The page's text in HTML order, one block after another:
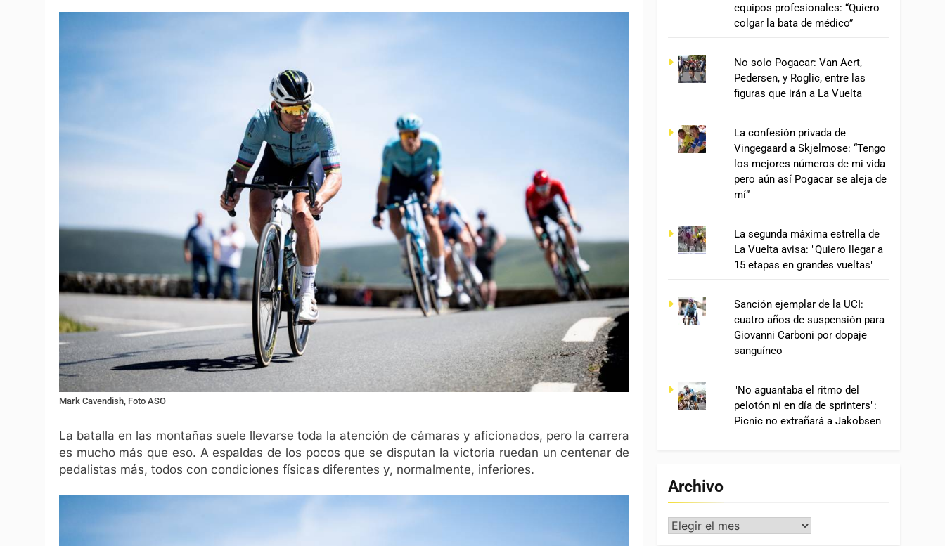
Mark Cavendish, Foto ASO
La batalla en las montañas suele llevarse toda la atención de cámaras y aficionados, pero la carrera
es mucho más que eso. A espaldas de los pocos que se disputan la victoria ruedan un centenar de
pedalistas más, todos con condiciones físicas diferentes y, normalmente, inferiores.
equipos profesionales: “Quiero
colgar la bata de médico”
No solo Pogacar: Van Aert,
Pedersen, y Roglic, entre las
figuras que irán a La Vuelta
La confesión privada de
Vingegaard a Skjelmose: “Tengo
los mejores números de mi vida
pero aún así Pogacar se aleja de
mí”
La segunda máxima estrella de
La Vuelta avisa: "Quiero llegar a
15 etapas en grandes vueltas"
Sanción ejemplar de la UCI:
cuatro años de suspensión para
Giovanni Carboni por dopaje
sanguíneo
"No aguantaba el ritmo del
pelotón ni en día de sprinters":
Picnic no extrañará a Jakobsen
Archivo
Archivo